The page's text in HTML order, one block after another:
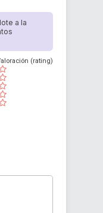
a la
)
)
)
)
)
(rating)